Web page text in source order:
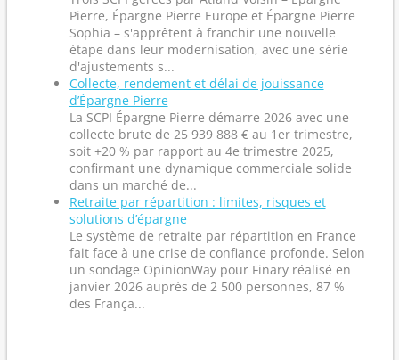
Pierre, Épargne Pierre Europe et Épargne Pierre
Sophia – s'apprêtent à franchir une nouvelle
étape dans leur modernisation, avec une série
d'ajustements s...
Collecte, rendement et délai de jouissance
d’Épargne Pierre
La SCPI Épargne Pierre démarre 2026 avec une
collecte brute de 25 939 888 € au 1er trimestre,
soit +20 % par rapport au 4e trimestre 2025,
confirmant une dynamique commerciale solide
dans un marché de...
Retraite par répartition : limites, risques et
solutions d’épargne
Le système de retraite par répartition en France
fait face à une crise de confiance profonde. Selon
un sondage OpinionWay pour Finary réalisé en
janvier 2026 auprès de 2 500 personnes, 87 %
des França...